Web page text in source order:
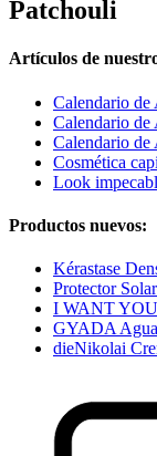
Patchouli
Artículos de
Calendario
Calendario de
Calendario
Cosmética
Look
Productos nuevos:
Kérastase
Protector
I WANT
GYADA
dieNikolai